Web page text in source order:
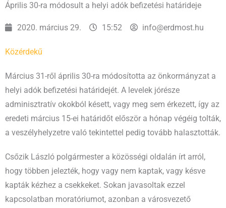
Április 30-ra módosult a helyi adók befizetési határideje
2020. március 29. 15:52 info@erdmost.hu
Közérdekű
Március 31-ről április 30-ra módosította az önkormányzat a
helyi adók befizetési határidejét. A levelek jórésze
adminisztratív okokból késett, vagy meg sem érkezett, így az
eredeti március 15-ei határidőt először a hónap végéig tolták,
a veszélyhelyzetre való tekintettel pedig tovább halasztották.
Csőzik László polgármester a közösségi oldalán írt arról,
hogy többen jelezték, hogy vagy nem kaptak, vagy késve
kapták kézhez a csekkeket. Sokan javasoltak ezzel
kapcsolatban moratóriumot, azonban a városvezető